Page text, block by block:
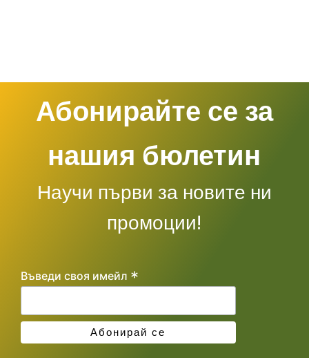
Абонирайте се за
нашия бюлетин
Научи първи за новите ни
промоции!
Въведи своя имейл *